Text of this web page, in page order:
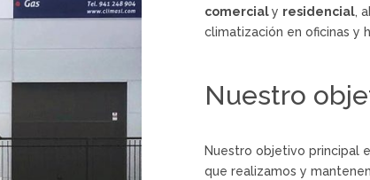
comercialy residencial,
climatización en oficinas y
Nuestro
Nuestro objetivo principal
que realizamos y